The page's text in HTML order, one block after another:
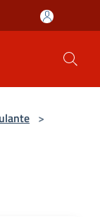
>